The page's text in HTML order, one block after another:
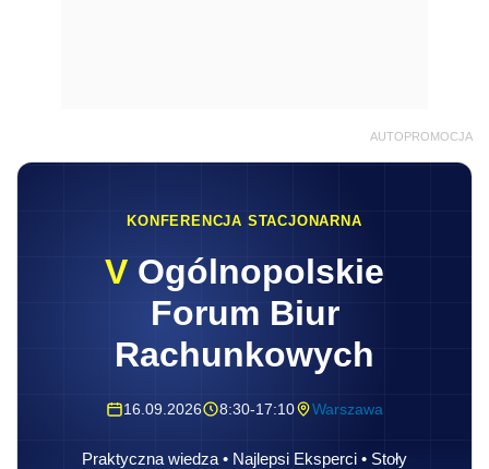
AUTOPROMOCJA
KONFERENCJA STACJONARNA
V Ogólnopolskie
Forum Biur
Rachunkowych
16.09.2026 8:30-17:10 Warszawa
Praktyczna wiedza • Najlepsi Eksperci • Stoły